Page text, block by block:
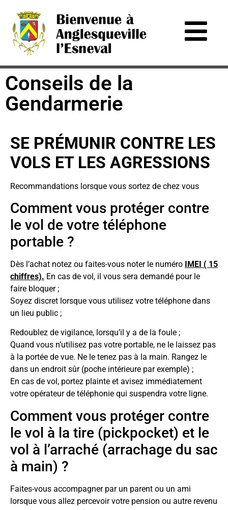
Conseils de la
Gendarmerie
SE PRÉMUNIR CONTRE LES
VOLS ET LES AGRESSIONS
Recommandations lorsque vous sortez de chez vous
Comment vous protéger contre
le vol de votre téléphone
portable ?
Dès l’achat notez ou faites-vous noter le numéro IMEI ( 15
chiffres). En cas de vol, il vous sera demandé pour le
faire bloquer ;
Soyez discret lorsque vous utilisez votre téléphone dans
un lieu public ;
Redoublez de vigilance, lorsqu’il y a de la foule ;
Quand vous n’utilisez pas votre portable, ne le laissez pas
à la portée de vue. Ne le tenez pas à la main. Rangez le
dans un endroit sûr (poche intérieure par exemple) ;
En cas de vol, portez plainte et avisez immédiatement
votre opérateur de téléphonie qui suspendra votre ligne.
Comment vous protéger contre
le vol à la tire (pickpocket) et le
vol à l’arraché (arrachage du sac
à main) ?
Faites-vous accompagner par un parent ou un ami
lorsque vous allez percevoir votre pension ou autre revenu